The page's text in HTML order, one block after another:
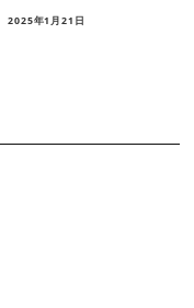
2025年1月21日